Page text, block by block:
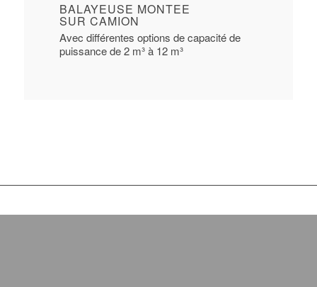
BALAYEUSE MONTEE
SUR CAMION
Avec différentes options de capacité de
puissance de 2 m³ à 12 m³